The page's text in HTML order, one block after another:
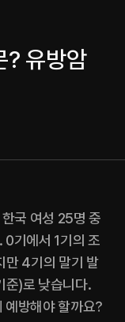
? 유방암
국 여성 25명 중
0기에서 1기의 조
만 4기의 말기 발
)로 낮습니다.
예방해야 할까요?